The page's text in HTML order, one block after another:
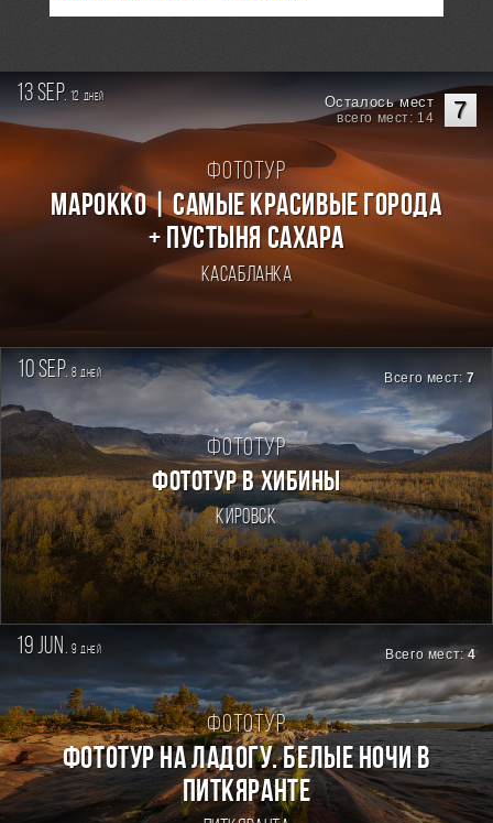
13 sep. 12 дней 7
Осталось мест
всего мест: 14
Фототур
Марокко | Самые красивые города
+ пустыня Сахара
Касабланка
10 sep.8дней Всего мест:7
Фототур
ФОТОТУР В ХИБИНЫ
Кировск
19 jun. 9дней Всего мест:4
Фототур
Фототур на Ладогу. Белые ночи в
Питкяранте